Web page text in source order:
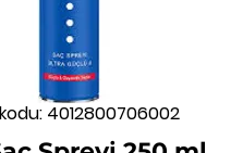
4012800706002